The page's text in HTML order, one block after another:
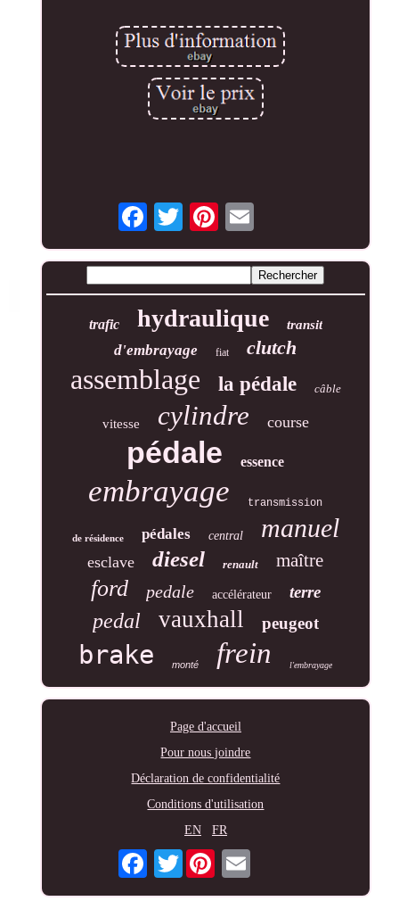
trafic hydraulique transit
d'embrayage fiat clutch
assemblage la pédale câble
vitesse cylindre course
pédale essence
embrayage transmission
de résidence pédales central manuel
esclave diesel renault maître
ford pedale accélérateur terre
pedal vauxhall peugeot
brake monté frein l'embrayage
Page d'accueil
Pour nous joindre
Déclaration de confidentialité
Conditions d'utilisation
EN
FR
Twitter